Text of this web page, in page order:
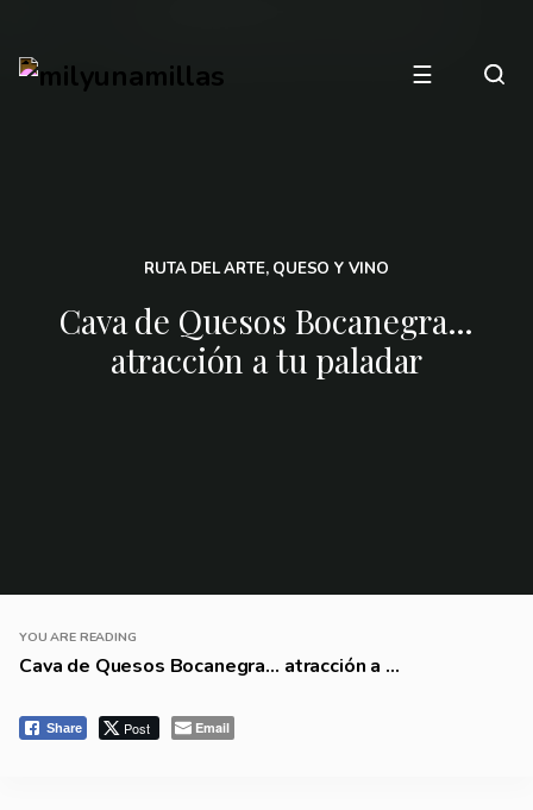
☰
RUTA DEL ARTE, QUESO Y VINO
Cava de Quesos Bocanegra…
atracción a tu paladar
YOU ARE READING
Cava de Quesos Bocanegra… atracción a ...
Share Post Email